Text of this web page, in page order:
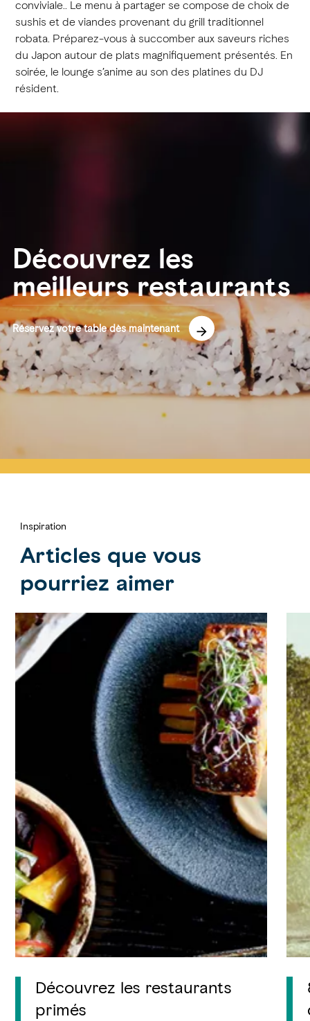
conviviale.. Le menu à partager se compose de choix de
sushis et de viandes provenant du grill traditionnel
robata. Préparez-vous à succomber aux saveurs riches
du Japon autour de plats magnifiquement présentés. En
soirée, le lounge s’anime au son des platines du DJ
résident.
Découvrez les
meilleurs restaurants
Réservez votre table dès maintenant
Inspiration
Articles que vous
pourriez aimer
Découvrez les restaurants
primés